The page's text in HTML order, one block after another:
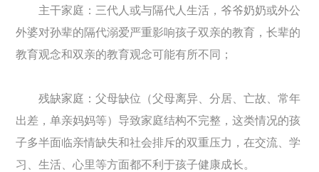
主干家庭：三代人或与隔代人生活，爷爷奶奶或外公
外婆对孙辈的隔代溺爱严重影响孩子双亲的教育，长辈的
教育观念和双亲的教育观念可能有所不同；
残缺家庭：父母缺位（父母离异、分居、亡故、常年
出差，单亲妈妈等）导致家庭结构不完整，这类情况的孩
子多半面临亲情缺失和社会排斥的双重压力，在交流、学
习、生活、心里等方面都不利于孩子健康成长。